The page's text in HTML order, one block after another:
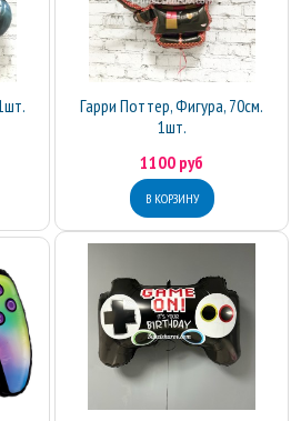
Гарри Поттер, Фигура, 70см.
1шт.
1100 руб